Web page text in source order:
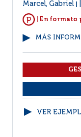
Marcel, Gabriel
| En formato
MÁS
VER